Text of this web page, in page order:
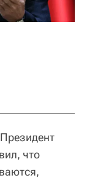
Президент
что